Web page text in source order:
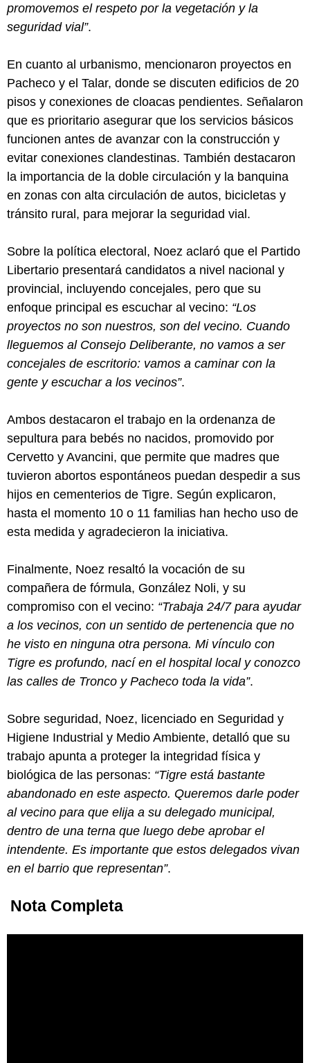
promovemos el respeto por la vegetación y la
seguridad vial”.
En cuanto al urbanismo, mencionaron proyectos en
Pacheco y el Talar, donde se discuten edificios de 20
pisos y conexiones de cloacas pendientes. Señalaron
que es prioritario asegurar que los servicios básicos
funcionen antes de avanzar con la construcción y
evitar conexiones clandestinas. También destacaron
la importancia de la doble circulación y la banquina
en zonas con alta circulación de autos, bicicletas y
tránsito rural, para mejorar la seguridad vial.
Sobre la política electoral, Noez aclaró que el Partido
Libertario presentará candidatos a nivel nacional y
provincial, incluyendo concejales, pero que su
enfoque principal es escuchar al vecino: “Los
proyectos no son nuestros, son del vecino. Cuando
lleguemos al Consejo Deliberante, no vamos a ser
concejales de escritorio: vamos a caminar con la
gente y escuchar a los vecinos”.
Ambos destacaron el trabajo en la ordenanza de
sepultura para bebés no nacidos, promovido por
Cervetto y Avancini, que permite que madres que
tuvieron abortos espontáneos puedan despedir a sus
hijos en cementerios de Tigre. Según explicaron,
hasta el momento 10 o 11 familias han hecho uso de
esta medida y agradecieron la iniciativa.
Finalmente, Noez resaltó la vocación de su
compañera de fórmula, González Noli, y su
compromiso con el vecino: “Trabaja 24/7 para ayudar
a los vecinos, con un sentido de pertenencia que no
he visto en ninguna otra persona. Mi vínculo con
Tigre es profundo, nací en el hospital local y conozco
las calles de Tronco y Pacheco toda la vida”.
Sobre seguridad, Noez, licenciado en Seguridad y
Higiene Industrial y Medio Ambiente, detalló que su
trabajo apunta a proteger la integridad física y
biológica de las personas: “Tigre está bastante
abandonado en este aspecto. Queremos darle poder
al vecino para que elija a su delegado municipal,
dentro de una terna que luego debe aprobar el
intendente. Es importante que estos delegados vivan
en el barrio que representan”.
Nota Completa